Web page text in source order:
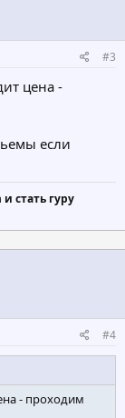
#3
цена -
если
стать гуру
#4
- проходим